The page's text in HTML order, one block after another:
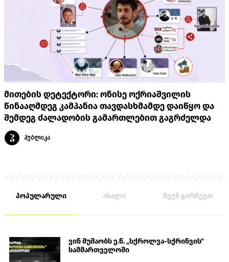
მითების დეტექტორი: ონისე ოქრიაშვილის
წინააღმდეგ კამპანია თავდასხმამდე დაიწყო და
შემდეგ ძალადობის გამართლებით გაგრძელდა
პუბლიკა
პოპულარული ახალი ჩვენ გირჩევთ
ვინ მუშაობს ე.წ. „სქროლვა-სქრინვის"
სამმართველოში